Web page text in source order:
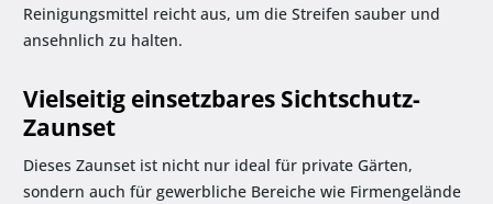
Reinigungsmittel reicht aus, um die Streifen sauber und
ansehnlich zu halten.
Vielseitig einsetzbares Sichtschutz-
Zaunset
Dieses Zaunset ist nicht nur ideal für private Gärten,
sondern auch für gewerbliche Bereiche wie Firmengelände